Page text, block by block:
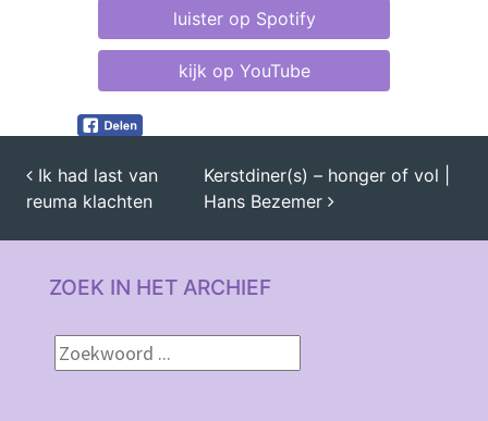
luister op Spotify
kijk op YouTube
BERICHT NAVIGATIE
Ik had last van
reuma klachten
Kerstdiner(s) – honger of vol |
Hans Bezemer
ZOEK IN HET ARCHIEF